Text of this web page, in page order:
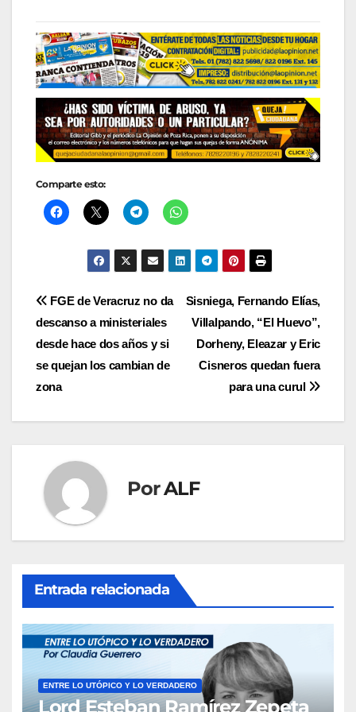
Comparte esto:
Navegación
de
entradas
Sisniega, Fernando Elías,
Villalpando, “El Huevo”,
Dorheny, Eleazar y Eric
Cisneros quedan fuera
para una curul
FGE de Veracruz no da
descanso a ministeriales
desde hace dos años y si
se quejan los cambian de
zona
PorALF
Entrada relacionada
ENTRE LO UTÓPICO Y LO VERDADERO
Lord Esteban Ramírez Zepeta